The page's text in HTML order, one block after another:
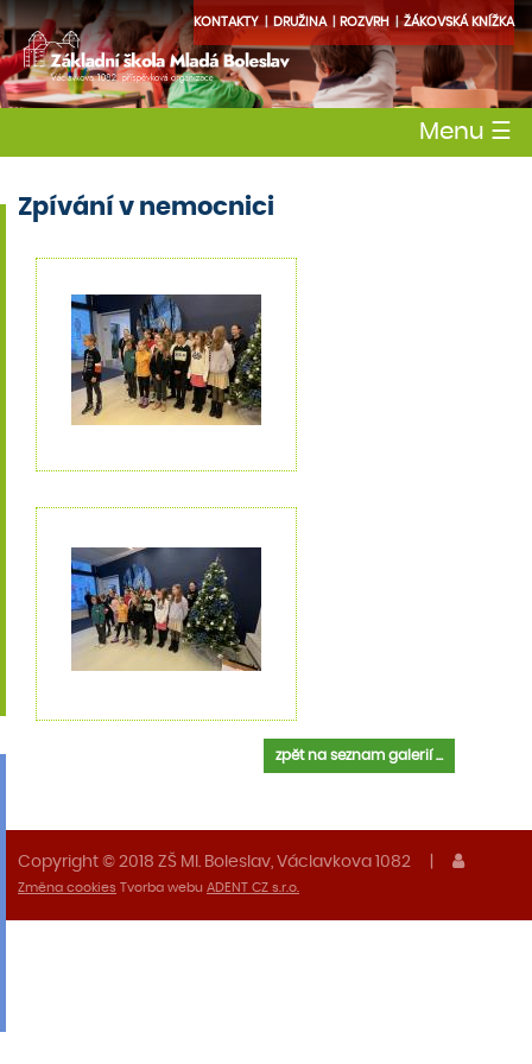
ŽÁKOVSKÁ KNÍŽKA
ROZVRH
DRUŽINA
KONTAKTY
Menu ☰
Zpívání v nemocnici
zpět na seznam galerií ...
Copyright © 2018 ZŠ Ml. Boleslav, Václavkova 1082
Změna cookies Tvorba webu ADENT CZ s.r.o.